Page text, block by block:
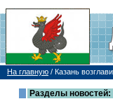
На главную / Казань
Разделы новостей: